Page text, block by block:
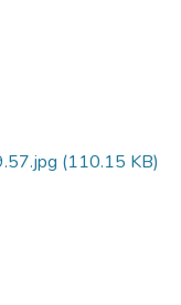
(110.15 KB)